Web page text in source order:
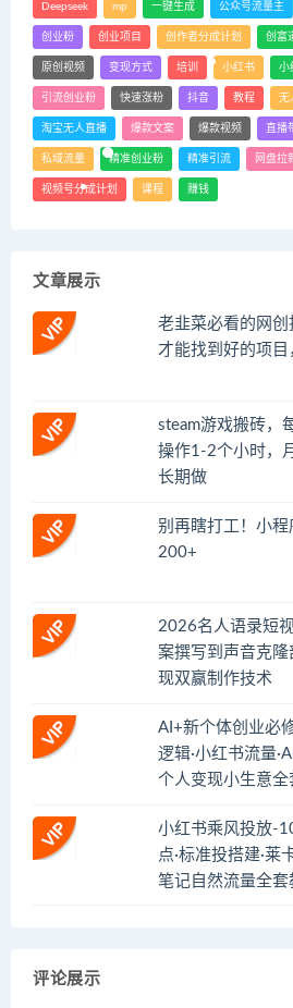
Deepseek mp 一键生成 公众号流量主
创业粉 创业项目 创作者分成计划 创富
原创视频 变现方式 培训 小红书 小
引流创业粉 快速涨粉 抖音 教程 无
淘宝无人直播 爆款文案 爆款视频 直播
私域流量 精准创业粉 精准引流 网盘拉
视频号分成计划 课程 赚钱
文章展示
老韭菜必看的网创
才能找到好的项
steam游戏搬砖，
操作1-2个小时，
长期做
别再瞎打工！小
200+
2026名人语录短
案撰写到声音克
现双赢制作技术
AI+新个体创业必
逻辑·小红书流量
个人变现小生意全
小红书乘风投放-
点·标准投搭建·莱
笔记自然流量全套
评论展示